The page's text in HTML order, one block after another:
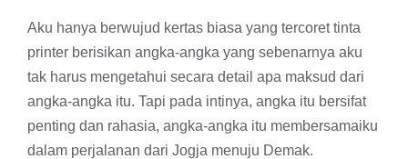
Aku hanya berwujud kertas biasa yang tercoret tinta
printer berisikan angka-angka yang sebenarnya aku
tak harus mengetahui secara detail apa maksud dari
angka-angka itu. Tapi pada intinya, angka itu bersifat
penting dan rahasia, angka-angka itu membersamaiku
dalam perjalanan dari Jogja menuju Demak.